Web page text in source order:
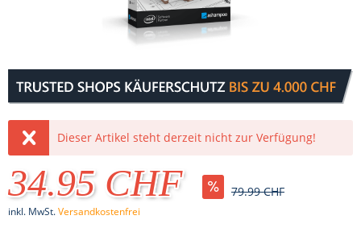
Dieser Artikel steht derzeit nicht zur Verfügung!
34.95 CHF 79.99 CHF
inkl. MwSt.Versandkostenfrei